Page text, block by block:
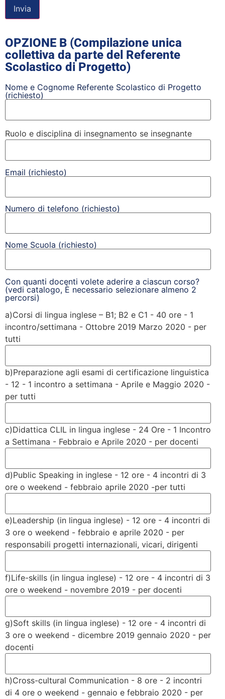
OPZIONE B (Compilazione unica
collettiva da parte del Referente
Scolastico di Progetto)
Nome e Cognome Referente Scolastico di Progetto
(richiesto)
Ruolo e disciplina di insegnamento se insegnante
Email (richiesto)
Numero di telefono (richiesto)
Nome Scuola (richiesto)
Con quanti docenti volete aderire a ciascun corso?
(vedi catalogo, È necessario selezionare almeno 2
percorsi)
a)Corsi di lingua inglese – B1; B2 e C1 - 40 ore - 1
incontro/settimana - Ottobre 2019 Marzo 2020 - per
tutti
b)Preparazione agli esami di certificazione linguistica
- 12 - 1 incontro a settimana - Aprile e Maggio 2020 -
per tutti
c)Didattica CLIL in lingua inglese - 24 Ore - 1 Incontro
a Settimana - Febbraio e Aprile 2020 - per docenti
d)Public Speaking in inglese - 12 ore - 4 incontri di 3
ore o weekend - febbraio aprile 2020 -per tutti
e)Leadership (in lingua inglese) - 12 ore - 4 incontri di
3 ore o weekend - febbraio e aprile 2020 - per
responsabili progetti internazionali, vicari, dirigenti
f)Life-skills (in lingua inglese) - 12 ore - 4 incontri di 3
ore o weekend - novembre 2019 - per docenti
g)Soft skills (in lingua inglese) - 12 ore - 4 incontri di
3 ore o weekend - dicembre 2019 gennaio 2020 - per
docenti
h)Cross-cultural Communication - 8 ore - 2 incontri
di 4 ore o weekend - gennaio e febbraio 2020 - per